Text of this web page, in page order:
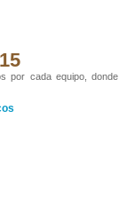
por cada equipo, donde